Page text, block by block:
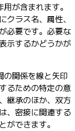
が含まれます。
ラス名、属性、
必要です。必要な
示するかどうかが
関係を線と矢印
るための特定の意
継承のほか、双方
、密接に関連する
ができます。